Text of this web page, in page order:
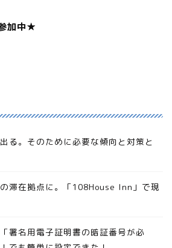
。 フィリピン留学→カナダワーホ
変化してしまいました。 ネコが
。移動中は一人が好き。